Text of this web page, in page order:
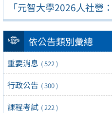
「元智大學2026人社營
依公告類別彙總
重要消息 ( 522 )
行政公告 ( 300 )
課程考試 ( 222 )